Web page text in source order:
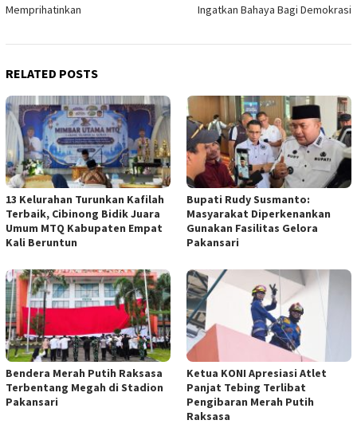
Memprihatinkan
Ingatkan Bahaya Bagi Demokrasi
RELATED POSTS
13 Kelurahan Turunkan Kafilah
Terbaik, Cibinong Bidik Juara
Umum MTQ Kabupaten Empat
Kali Beruntun
Bupati Rudy Susmanto:
Masyarakat Diperkenankan
Gunakan Fasilitas Gelora
Pakansari
Bendera Merah Putih Raksasa
Terbentang Megah di Stadion
Pakansari
Ketua KONI Apresiasi Atlet
Panjat Tebing Terlibat
Pengibaran Merah Putih
Raksasa